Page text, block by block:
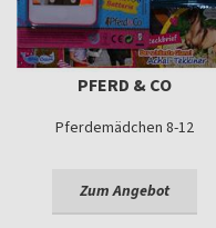
PFERD & CO
Pferdemädchen 8-12
Zum Angebot